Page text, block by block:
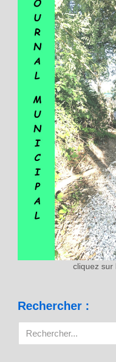
cliquez sur
Rechercher :